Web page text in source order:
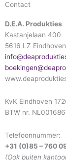
Contact
D.E.A. Produkties
Kastanjelaan 400
5616 LZ Eindhoven
KvK Eindhoven
BTW nr.
Telefoonnummer:
+31 (0)85 – 760
(Ook buiten